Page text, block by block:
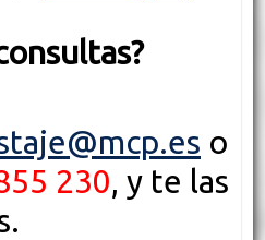
o
230, y te las